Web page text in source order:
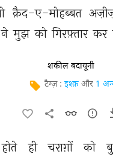
क़ैद-ए-मोहब्बत
ने मुझ को गिरफ़्तार कर
शकील बदायूनी
टैग्ज़ : इश्क़ और 1
होते ही चराग़ों को